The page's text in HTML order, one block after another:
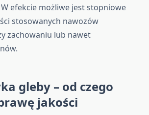
efekcie możliwe jest stopniowe
stosowanych nawozów
zachowaniu lub nawet
gleby – od czego
jakości